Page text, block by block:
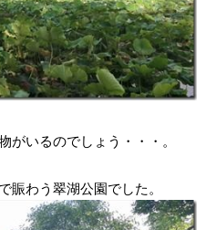
がいるのでしょう・・・。
賑わう翠湖公園でした。